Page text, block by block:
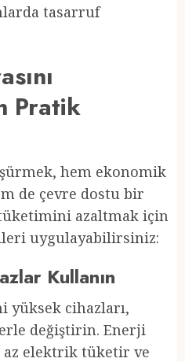
tasarruf
Pratik
hem ekonomik
de çevre dostu bir
azaltmak için
uygulayabilirsiniz:
Kullanın
yüksek cihazları,
değiştirin. Enerji
elektrik tüketir ve